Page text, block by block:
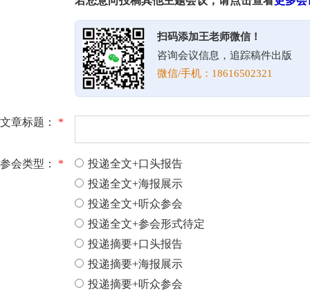
扫码添加王老师微信！
咨询会议信息，追踪稿件出版
微信/手机：18616502321
文章标题： *
参会类型： *
投递全文+口头报告
投递全文+海报展示
投递全文+听众参会
投递全文+参会形式待定
投递摘要+口头报告
投递摘要+海报展示
投递摘要+听众参会